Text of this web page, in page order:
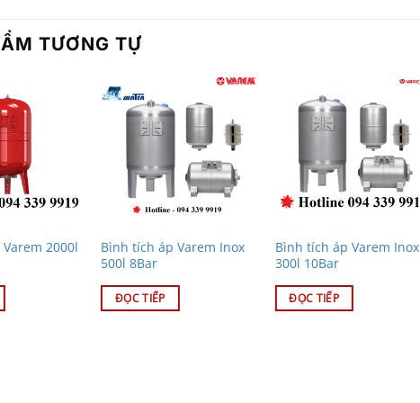
TƯƠNG TỰ
2000l
Bình tích áp Varem Inox
500l 8Bar
ĐỌC TIẾP
Bình tích áp Varem Inox
300l 10Bar
ĐỌC TIẾP